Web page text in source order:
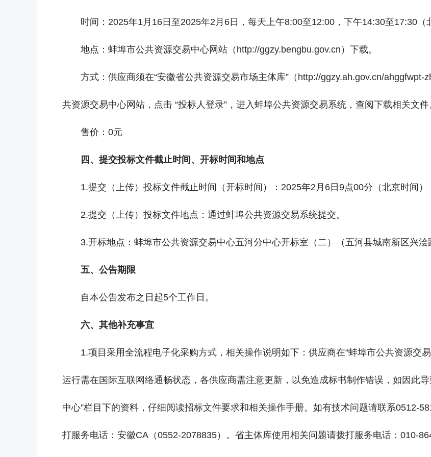
时间：2025年1月16日至2025年2月6日，每天上午8:00至12:00，下午14:30至17:30（
地点：蚌埠市公共资源交易中心网站（http://ggzy.bengbu.gov.cn）下载。
方式：供应商须在“安徽省公共资源交易市场主体库”（http://ggzy.ah.gov.cn/
共资源交易中心网站，点击 “投标人登录”，进入蚌埠公共资源交易系统，查阅下载相关文
售价：0元
四、提交投标文件截止时间、开标时间和地点
1.提交（上传）投标文件截止时间（开标时间）：2025年2月6日9点00分（北京时间）
2.提交（上传）投标文件地点：通过蚌埠公共资源交易系统提交。
3.开标地点：蚌埠市公共资源交易中心五河分中心开标室（二）（五河县城南新区兴浍
五、公告期限
自本公告发布之日起5个工作日。
六、其他补充事宜
1.项目采用全流程电子化采购方式，相关操作说明如下：供应商在“蚌埠市公共资源交
运行需在国际互联网络通畅状态，各供应商需注意更新，以免造成标书制作错误，如因此
中心”栏目下的资料，仔细阅读招标文件要求和相关操作手册。如有技术问题请联系0512-
打服务电话：安徽CA（0552-2078835）。省主体库使用相关问题请拨打服务电话：010-